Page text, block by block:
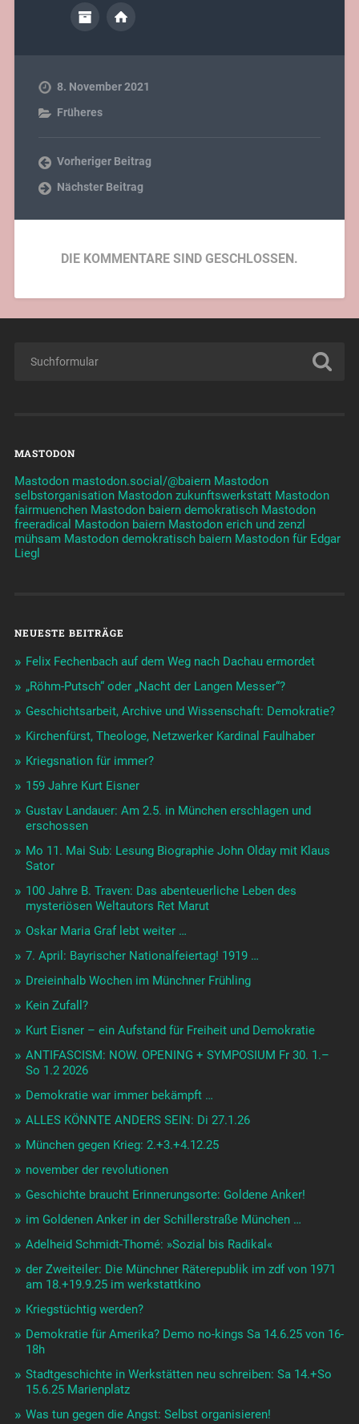
8. November 2021
Früheres
Vorheriger Beitrag
Nächster Beitrag
DIE KOMMENTARE SIND GESCHLOSSEN.
MASTODON
Mastodon mastodon.social/@baiern Mastodon
selbstorganisation Mastodon zukunftswerkstatt Mastodon
fairmuenchen Mastodon baiern demokratisch Mastodon
freeradical Mastodon baiern Mastodon erich und zenzl
mühsam Mastodon demokratisch baiern Mastodon für Edgar
Liegl
NEUESTE BEITRÄGE
Felix Fechenbach auf dem Weg nach Dachau ermordet
„Röhm-Putsch“ oder „Nacht der Langen Messer“?
Geschichtsarbeit, Archive und Wissenschaft: Demokratie?
Kirchenfürst, Theologe, Netzwerker Kardinal Faulhaber
Kriegsnation für immer?
159 Jahre Kurt Eisner
Gustav Landauer: Am 2.5. in München erschlagen und
erschossen
Mo 11. Mai Sub: Lesung Biographie John Olday mit Klaus
Sator
100 Jahre B. Traven: Das abenteuerliche Leben des
mysteriösen Weltautors Ret Marut
Oskar Maria Graf lebt weiter …
7. April: Bayrischer Nationalfeiertag! 1919 …
Dreieinhalb Wochen im Münchner Frühling
Kein Zufall?
Kurt Eisner – ein Aufstand für Freiheit und Demokratie
ANTIFASCISM: NOW. OPENING + SYMPOSIUM Fr 30. 1.–
So 1.2 2026
Demokratie war immer bekämpft …
ALLES KÖNNTE ANDERS SEIN: Di 27.1.26
München gegen Krieg: 2.+3.+4.12.25
november der revolutionen
Geschichte braucht Erinnerungsorte: Goldene Anker!
im Goldenen Anker in der Schillerstraße München …
Adelheid Schmidt-Thomé: »Sozial bis Radikal«
der Zweiteiler: Die Münchner Räterepublik im zdf von 1971
am 18.+19.9.25 im werkstattkino
Kriegstüchtig werden?
Demokratie für Amerika? Demo no-kings Sa 14.6.25 von 16-
18h
Stadtgeschichte in Werkstätten neu schreiben: Sa 14.+So
15.6.25 Marienplatz
Was tun gegen die Angst: Selbst organisieren!